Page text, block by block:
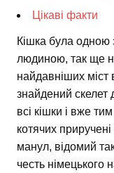
Цікаві факти
Кішка була одною
людиною, так ще
найдавніших міст
знайдений скелет
всі кішки і вже
котячих
манул, відомий
честь німецького